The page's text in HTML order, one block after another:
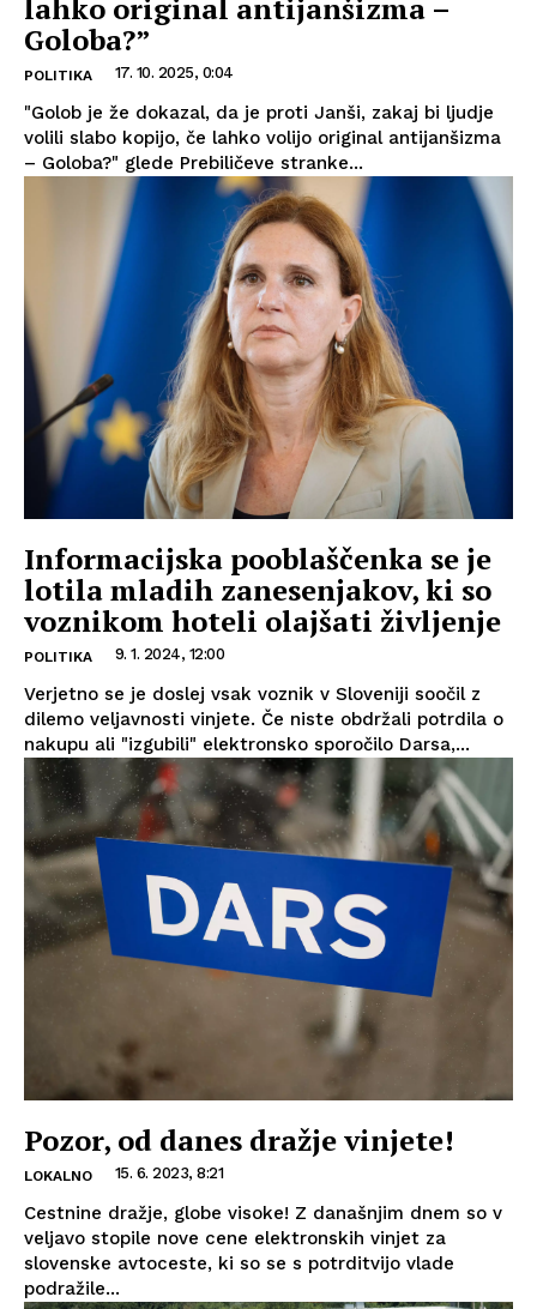
lahko original antijanšizma –
Goloba?”
POLITIKA 17. 10. 2025, 0:04
"Golob je že dokazal, da je proti Janši, zakaj bi ljudje
volili slabo kopijo, če lahko volijo original antijanšizma
– Goloba?" glede Prebiličeve stranke...
Informacijska pooblaščenka se je
lotila mladih zanesenjakov, ki so
voznikom hoteli olajšati življenje
POLITIKA 9. 1. 2024, 12:00
Verjetno se je doslej vsak voznik v Sloveniji soočil z
dilemo veljavnosti vinjete. Če niste obdržali potrdila o
nakupu ali "izgubili" elektronsko sporočilo Darsa,...
Pozor, od danes dražje vinjete!
LOKALNO 15. 6. 2023, 8:21
Cestnine dražje, globe visoke! Z današnjim dnem so v
veljavo stopile nove cene elektronskih vinjet za
slovenske avtoceste, ki so se s potrditvijo vlade
podražile...